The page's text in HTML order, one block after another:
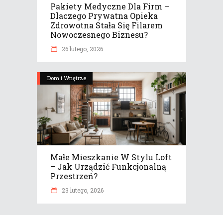
Pakiety Medyczne Dla Firm –
Dlaczego Prywatna Opieka
Zdrowotna Stała Się Filarem
Nowoczesnego Biznesu?
26 lutego, 2026
Dom i Wnętrze
Małe Mieszkanie W Stylu Loft
– Jak Urządzić Funkcjonalną
Przestrzeń?
23 lutego, 2026